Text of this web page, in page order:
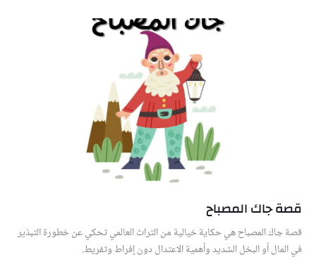
قصة جاك المصباح
قصة جاك المصباح هي حكاية خيالية من التراث العالمي تحكي عن خطورة التبذير
في المال أو البخل الشديد وأهمية الاعتدال دون إفراط وتفريط.